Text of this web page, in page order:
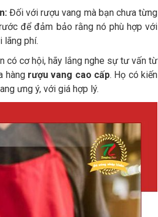
Đối với rượu vang mà bạn chưa từng
để đảm bảo rằng nó phù hợp với
lãng phí.
có cơ hội, hãy lắng nghe sự tư vấn từ
hàng rượu vang cao cấp. Họ có kiến
ưng ý, với giá hợp lý.